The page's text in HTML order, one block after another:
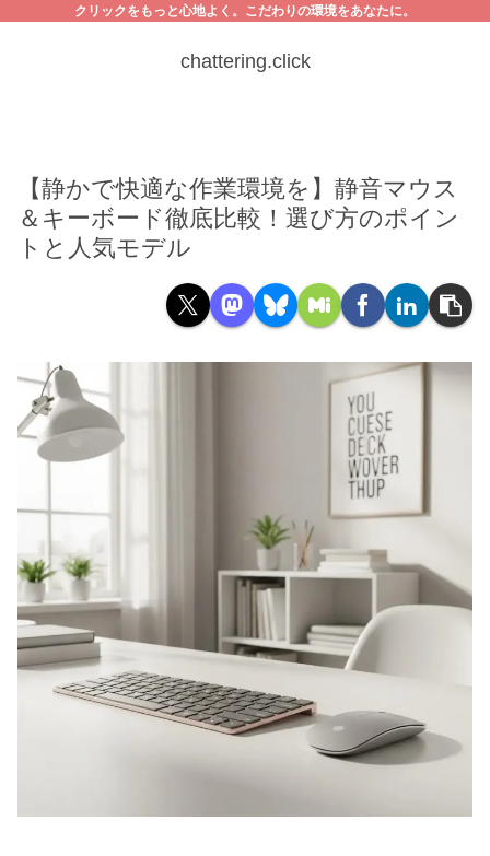
クリックをもっと心地よく。こだわりの環境をあなたに。
chattering.click
【静かで快適な作業環境を】静音マウス
＆キーボード徹底比較！選び方のポイン
トと人気モデル